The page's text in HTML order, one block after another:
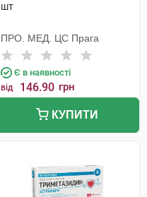
шт
ПРО. МЕД. ЦС Прага
Є в наявності
від 146.90 грн
КУПИТИ